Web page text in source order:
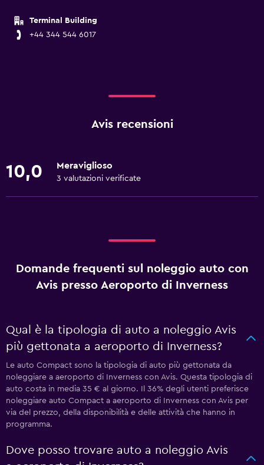
Terminal Building
+44 344 544 6017
Avis recensioni
10,0 Meraviglioso
3 valutazioni verificate
Domande frequenti sul noleggio auto con
Avis presso Aeroporto di Inverness
Qual è la tipologia di auto a noleggio Avis
più gettonata a aeroporto di Inverness?
Le auto Compact sono la tipologia di auto più gettonata da
noleggiare a aeroporto di Inverness con Avis. Questa tipologia di
auto costa in media 35 € al giorno. Il 36% degli utenti preferisce
noleggiare auto Compact a aeroporto di Inverness con Avis per
via del prezzo, della disponibilità e delle attività che hanno in
programma.
Dove posso trovare auto a noleggio Avis